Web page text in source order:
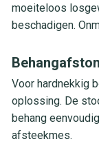
moeiteloos
beschadigen.
Voor hardnekkig
oplossing. De
behang
afsteekmes.